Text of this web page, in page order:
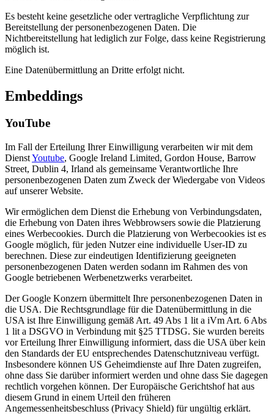
Es besteht keine gesetzliche oder vertragliche Verpflichtung zur
Bereitstellung der personenbezogenen Daten. Die
Nichtbereitstellung hat lediglich zur Folge, dass keine Registrierung
möglich ist.
Eine Datenübermittlung an Dritte erfolgt nicht.
Embeddings
YouTube
Im Fall der Erteilung Ihrer Einwilligung verarbeiten wir mit dem
DienstYoutube, Google Ireland Limited, Gordon House, Barrow
Street, Dublin 4, Irland als gemeinsame Verantwortliche Ihre
personenbezogenen Daten zum Zweck der Wiedergabe von Videos
auf unserer Website.
Wir ermöglichen dem Dienst die Erhebung von Verbindungsdaten,
die Erhebung von Daten ihres Webbrowsers sowie die Platzierung
eines Werbecookies. Durch die Platzierung von Werbecookies ist es
Google möglich, für jeden Nutzer eine individuelle User-ID zu
berechnen. Diese zur eindeutigen Identifizierung geeigneten
personenbezogenen Daten werden sodann im Rahmen des von
Google betriebenen Werbenetzwerks verarbeitet.
Der Google Konzern übermittelt Ihre personenbezogenen Daten in
die USA. Die Rechtsgrundlage für die Datenübermittlung in die
USA ist Ihre Einwilligung gemäß Art. 49 Abs 1 lit a iVm Art. 6 Abs
1 lit a DSGVO in Verbindung mit §25 TTDSG. Sie wurden bereits
vor Erteilung Ihrer Einwilligung informiert, dass die USA über kein
den Standards der EU entsprechendes Datenschutzniveau verfügt.
Insbesondere können US Geheimdienste auf Ihre Daten zugreifen,
ohne dass Sie darüber informiert werden und ohne dass Sie dagegen
rechtlich vorgehen können. Der Europäische Gerichtshof hat aus
diesem Grund in einem Urteil den früheren
Angemessenheitsbeschluss (Privacy Shield) für ungültig erklärt.